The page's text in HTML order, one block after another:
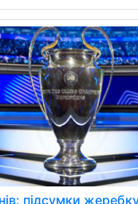
підсумки